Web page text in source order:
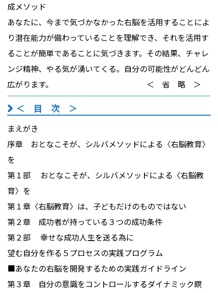
成メソッド
あなたに、今まで気づかなかった右脳を活用することによ
り潜在能力が備わっていることを理解でき、それを活用す
ることが簡単であることに気づきます。その結果、チャレ
ンジ精神、やる気が湧いてくる。自分の可能性がどんどん
広がります。 ＜ 省 略 ＞
＜ 目 次 ＞
まえがき
序章 おとなこそが、シルバメソッドによる〈右脳教育〉
を
第１部 おとなこそが、シルバメソッドによる〈右脳教
育〉を
第１章〈右脳教育〉は、子どもだけのものではない
第２章 成功者が持っている３つの成功条件
第２部 幸せな成功人生を送る為に
望む自分を作る５プロセスの実践プログラム
■あなたの右脳を開発するための実践ガイドライン
第３章 自分の意識をコントロールするダイナミック瞑